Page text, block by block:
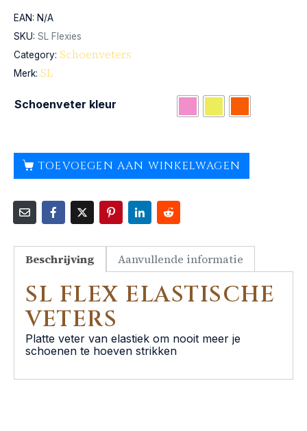
EAN: N/A
SKU: SL Flexies
Category: Schoenveters
Merk: SL
Schoenveter kleur
TOEVOEGEN AAN WINKELWAGEN
Beschrijving Aanvullende informatie
SL FLEX ELASTISCHE
VETERS
Platte veter van elastiek om nooit meer je
schoenen te hoeven strikken